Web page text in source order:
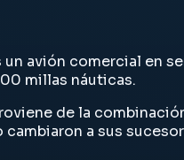
avión comercial en
millas náuticas.
de la
a sus